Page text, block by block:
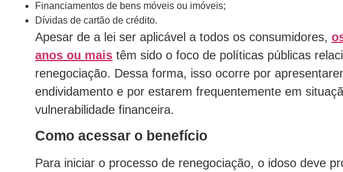
Financiamentos de bens móveis ou imóveis;
Dívidas de cartão de crédito.
Apesar de a lei ser aplicável a todos os consumidores,
anos ou mais têm sido o foco de políticas públicas
renegociação. Dessa forma, isso ocorre por
endividamento e por estarem frequentemente em
vulnerabilidade financeira.
Como acessar o benefício
Para iniciar o processo de renegociação, o idoso deve